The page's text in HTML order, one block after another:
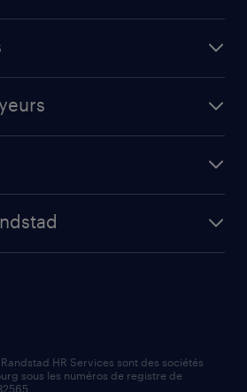
HR Services sont des sociétés
sous les numéros de registre de